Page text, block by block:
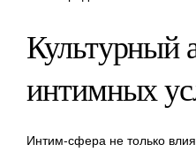
Культурный
интимных
Интим-сфера не только